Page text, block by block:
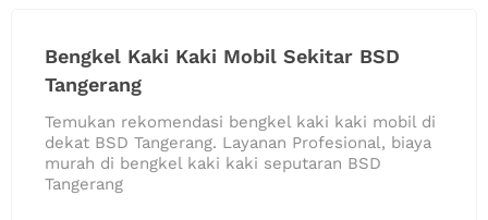
Bengkel Kaki Kaki Mobil Sekitar BSD
Tangerang
Temukan rekomendasi bengkel kaki kaki mobil di
dekat BSD Tangerang. Layanan Profesional, biaya
murah di bengkel kaki kaki seputaran BSD
Tangerang